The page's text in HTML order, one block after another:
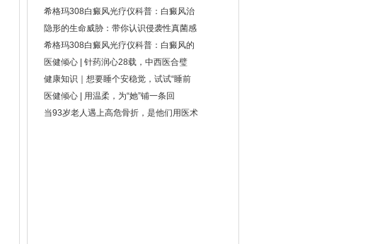
希格玛308白癜风光疗仪科普：白癜风治
隐形的生命威胁：带你认识侵袭性真菌感
希格玛308白癜风光疗仪科普：白癜风的
医健倾心 | 针药润心28载，中西医合璧
健康知识｜想要睡个安稳觉，试试“睡前
医健倾心 | 用温柔，为“她”铺一条回
当93岁老人遇上高危骨折，是他们用医术